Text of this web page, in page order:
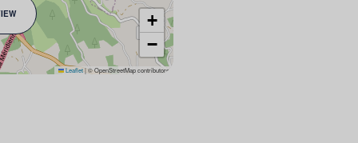
+
−
Leaflet|© OpenStreetMap contributors